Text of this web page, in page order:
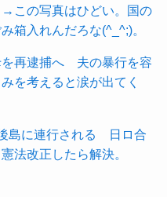
この写真はひどい。国の
箱入れんだろな(^_^;)。
を再逮捕へ 夫の暴行を容
を考えると涙が出てく
島に連行される 日ロ合
法改正したら解決。